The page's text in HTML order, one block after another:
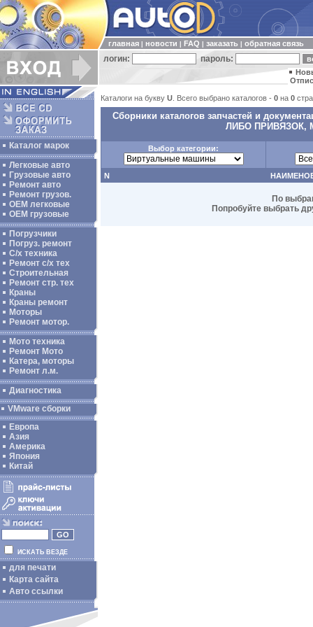
главная новости FAQ заказать обратная связь
логин: пароль:
Каталог марок
Легковые авто
Грузовые авто
Ремонт авто
Ремонт грузов.
ОЕМ легковые
OEM грузовые
Погрузчики
Погруз. ремонт
С/х техника
Ремонт с/х тех
Строительная
Ремонт стр. тех
Краны
Краны ремонт
Моторы
Ремонт мотор.
Мото техника
Ремонт Мото
Катера, моторы
Ремонт л.м.
Диагностика
VMware сборки
Европа
Азия
Америка
Япония
Китай
ИСКАТЬ ВЕЗДЕ
для печати
Карта сайта
Авто ссылки
Каталоги на букву U . Всего выбрано каталогов - 0 на 0
Сборники каталогов запчастей и
ЛИБО ПРИВЯЗОК,
Выбор категории:
N
По
Попробуйте выбрать